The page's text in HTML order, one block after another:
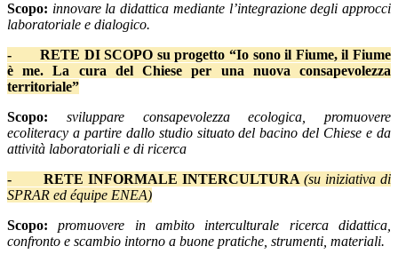
Scopo: innovare la didattica mediante l’integrazione degli approcci
laboratoriale e dialogico.
-RETE DI SCOPO su progetto “Io sono il Fiume, il Fiume
è me. La cura del Chiese per una nuova consapevolezza
territoriale”
Scopo: sviluppare consapevolezza ecologica, promuovere
ecoliteracy a partire dallo studio situato del bacino del Chiese e da
attività laboratoriali e di ricerca
- RETE INFORMALE INTERCULTURA (su iniziativa di
SPRAR ed équipe ENEA)
Scopo:promuovere in ambito interculturale ricerca didattica,
confronto e scambio intorno a buone pratiche, strumenti, materiali.